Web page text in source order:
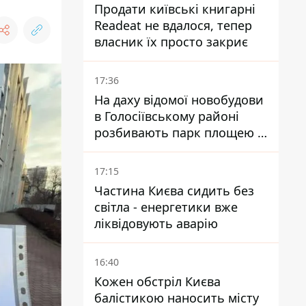
Продати київські книгарні
Readeat не вдалося, тепер
власник їх просто закриє
17:36
На даху відомої новобудови
в Голосіївському районі
розбивають парк площею в
гектар
17:15
Частина Києва сидить без
світла - енергетики вже
ліквідовують аварію
16:40
Кожен обстріл Києва
балістикою наносить місту